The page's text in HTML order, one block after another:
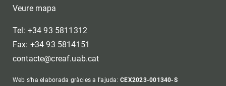
Veure mapa
Tel: +34 93 5811312
Fax: +34 93 5814151
contacte@creaf.uab.cat
Web s'ha elaborada gràcies a l'ajuda:CEX2023-001340-S